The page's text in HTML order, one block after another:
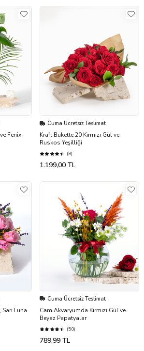
Fenix
Cuma Ücretsiz Teslimat
Kraft Bukette 20 Kırmızı Gül ve
Ruskos Yeşilliği
(8)
1.199,00 TL
Luna
Cuma Ücretsiz Teslimat
Cam Akvaryumda Kırmızı Gül ve
Beyaz Papatyalar
(50)
789,99 TL